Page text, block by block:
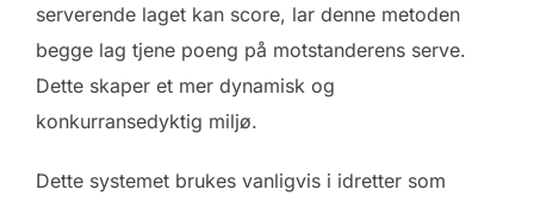
serverende laget kan score, lar denne metoden
begge lag tjene poeng på motstanderens serve.
Dette skaper et mer dynamisk og
konkurransedyktig miljø.
Dette systemet brukes vanligvis i idretter som